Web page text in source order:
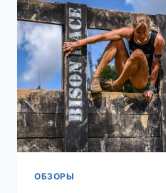
ГОДА
ОБЗОРЫ